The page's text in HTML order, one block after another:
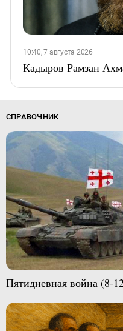
10:40, 7 августа 2026
Кадыров Рамзан
СПРАВОЧНИК
Пятидневная война (8-